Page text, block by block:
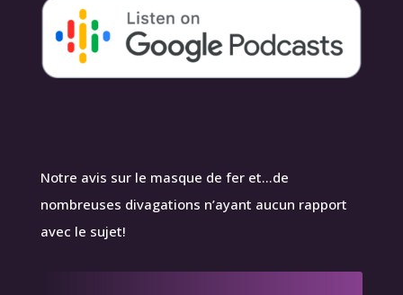
Notre avis sur le masque de fer et…de
nombreuses divagations n’ayant aucun rapport
avec le sujet!